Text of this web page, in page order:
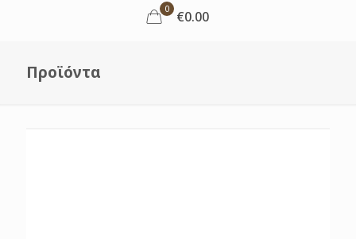
0 €0.00
Προϊόντα